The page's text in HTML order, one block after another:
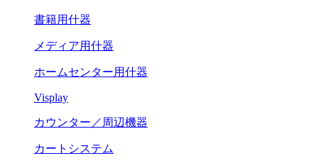
書籍用什器
メディア用什器
ホームセンター用什器
Visplay
カウンター／周辺機器
カートシステム